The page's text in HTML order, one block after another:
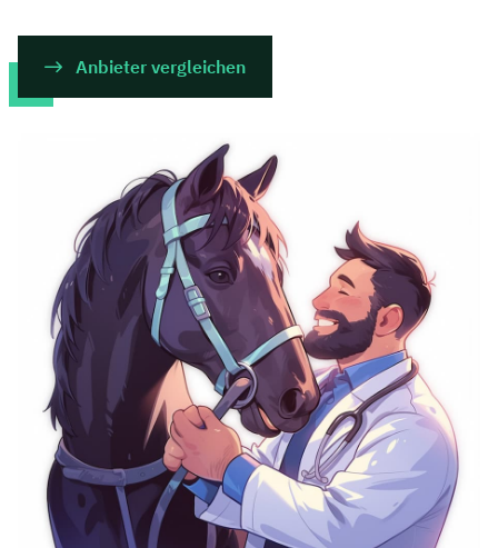
Anbieter vergleichen